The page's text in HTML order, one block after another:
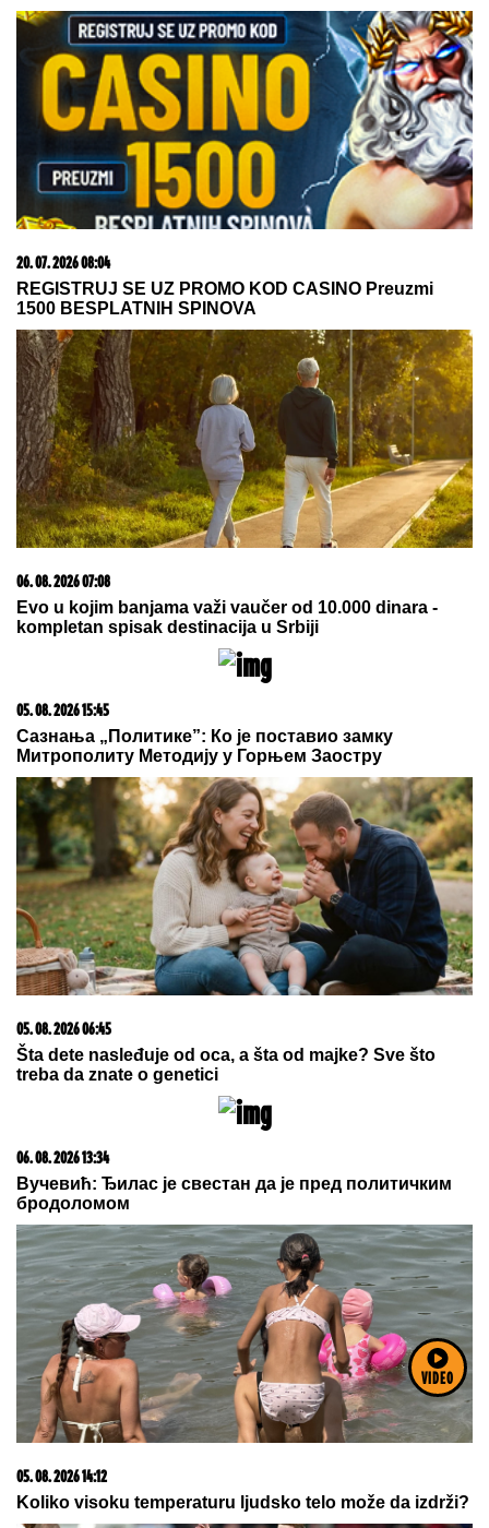
VIDEO
20. 07. 2026 08:04
REGISTRUJ SE UZ PROMO KOD CASINO Preuzmi
1500 BESPLATNIH SPINOVA
06. 08. 2026 07:08
Evo u kojim banjama važi vaučer od 10.000 dinara -
kompletan spisak destinacija u Srbiji
05. 08. 2026 15:45
Сазнања „Политике”: Ко је поставио замку
Митрополиту Методију у Горњем Заостру
05. 08. 2026 06:45
Šta dete nasleđuje od oca, a šta od majke? Sve što
treba da znate o genetici
06. 08. 2026 13:34
Вучевић: Ђилас је свестан да је пред политичким
бродоломом
05. 08. 2026 14:12
Koliko visoku temperaturu ljudsko telo može da izdrži?